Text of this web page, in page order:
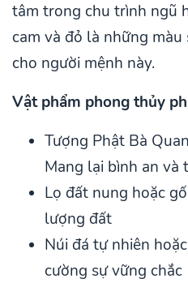
tâm trong chu trình ngũ
cam và đỏ là những
cho người mệnh này.
Vật phẩm phong thủy
Tượng Phật Bà
Mang lại bình an và
Lọ đất nung hoặc
lượng đất
Núi đá tự nhiên
cường sự vững chắc